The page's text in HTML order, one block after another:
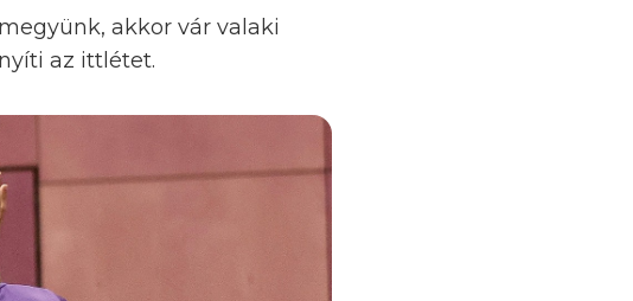
akkor vár valaki
az ittlétet.